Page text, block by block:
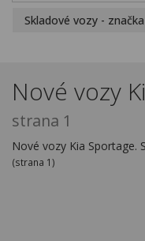
Novinky
Kariéra
Kontakty
Skladové vozy -
Nové vozy
strana 1
Nové vozy Kia Sportage.
(strana 1)